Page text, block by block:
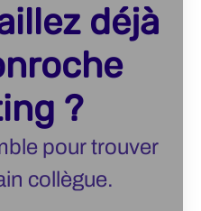
déjà
?
pour trouver
collègue.